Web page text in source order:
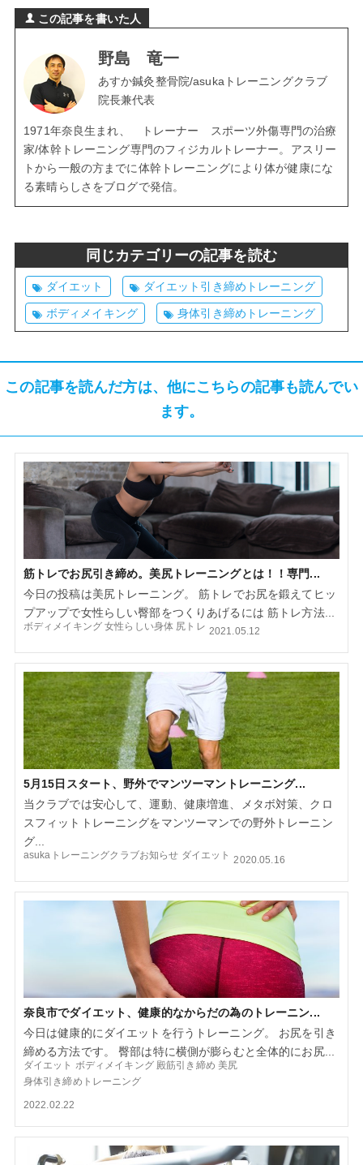
この記事を書いた人
野島 竜一
あすか鍼灸整骨院/asukaトレーニングクラブ
院長兼代表
1971年奈良生まれ、 トレーナー スポーツ外傷専門の治療
家/体幹トレーニング専門のフィジカルトレーナー。アスリー
トから一般の方までに体幹トレーニングにより体が健康にな
る素晴らしさをブログで発信。
同じカテゴリーの記事を読む
ダイエット ダイエット引き締めトレーニング
ボディメイキング 身体引き締めトレーニング
この記事を読んだ方は、他にこちらの記事も読んでい
ます。
筋トレでお尻引き締め。美尻トレーニングとは！！専門...
今日の投稿は美尻トレーニング。 筋トレでお尻を鍛えてヒッ
プアップで女性らしい臀部をつくりあげるには 筋トレ方法...
ボディメイキング 女性らしい身体 尻トレ 2021.05.12
5月15日スタート、野外でマンツーマントレーニング...
当クラブでは安心して、運動、健康増進、メタボ対策、クロ
スフィットトレーニングをマンツーマンでの野外トレーニン
グ...
asukaトレーニングクラブお知らせ ダイエット 2020.05.16
奈良市でダイエット、健康的なからだの為のトレーニン...
今日は健康的にダイエットを行うトレーニング。 お尻を引き
締める方法です。 臀部は特に横側が膨らむと全体的にお尻...
ダイエット ボディメイキング 殿筋引き締め 美尻
身体引き締めトレーニング
2022.02.22